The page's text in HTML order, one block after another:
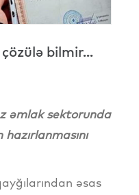
bilmir...
əmlak sektorunda
əsas